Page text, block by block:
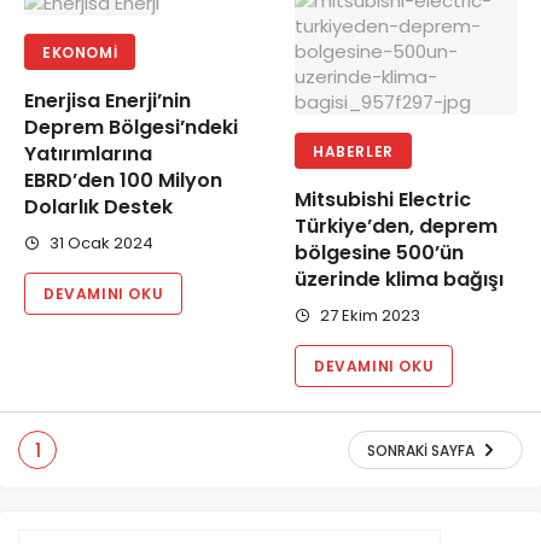
EKONOMI
Enerjisa Enerji’nin
Deprem Bölgesi’ndeki
Yatırımlarına
EBRD’den 100 Milyon
Dolarlık Destek
31 Ocak 2024
DEVAMINI OKU
HABERLER
Mitsubishi Electric
Türkiye’den, deprem
bölgesine 500’ün
üzerinde klima bağışı
27 Ekim 2023
DEVAMINI OKU
1 SONRAKI SAYFA